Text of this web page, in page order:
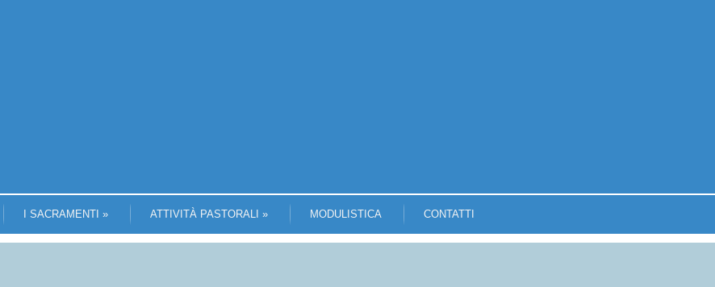
I SACRAMENTI » ATTIVITÀ PASTORALI » MODULISTICA CONTATTI